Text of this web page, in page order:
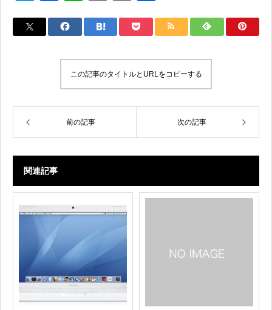
tt
c
o
o
k
e
p
Li
n
k
ail
この記事のタイトルとURLをコピーする
前の記事 次の記事
関連記事